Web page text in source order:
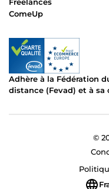
Freelances
ComeUp
Adhère à la Fédération
distance (Fevad) et à sa
©